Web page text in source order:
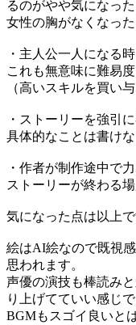
るのがやや気になった
女性の胸がなくなっ
・主人公一人になる
これも無意味に難易
（高いスキルを買い
・ストーリーを強引
具体的なことは書け
・作者が制作途中で
ストーリーが終わる
気になった点は以上で
絵はAI絵なので既視
思われます。
声優の演技も棒読み
り上げてていい感じで
BGMもスゴイ良いと